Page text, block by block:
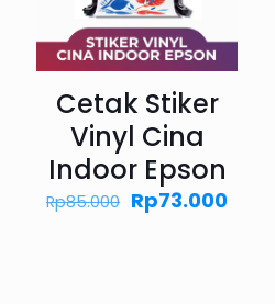
Cetak Stiker
Vinyl Cina
Indoor Epson
Rp85.000 Harga
aslinya
Rp73.000Harga